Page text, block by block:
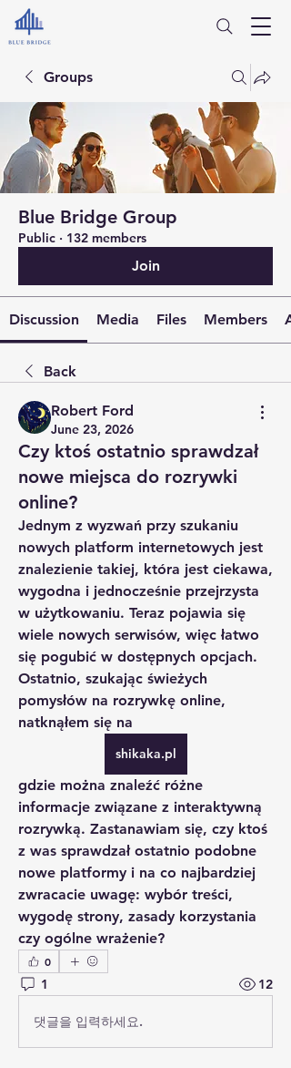
Groups
Blue Bridge Group
Public · 132 members
Join
Discussion Media Files Members
Back
Robert Ford
June 23, 2026
Czy ktoś ostatnio sprawdzał
nowe miejsca do rozrywki
online?
Jednym z wyzwań przy szukaniu
nowych platform internetowych jest
znalezienie takiej, która jest ciekawa,
wygodna i jednocześnie przejrzysta
w użytkowaniu. Teraz pojawia się
wiele nowych serwisów, więc łatwo
się pogubić w dostępnych opcjach.
Ostatnio, szukając świeżych
pomysłów na rozrywkę online,
natknąłem się na
shikaka.pl
gdzie można znaleźć różne
informacje związane z interaktywną
rozrywką. Zastanawiam się, czy ktoś
z was sprawdzał ostatnio podobne
nowe platformy i na co najbardziej
zwracacie uwagę: wybór treści,
wygodę strony, zasady korzystania
czy ogólne wrażenie?
0
1 12
댓글을 입력하세요.